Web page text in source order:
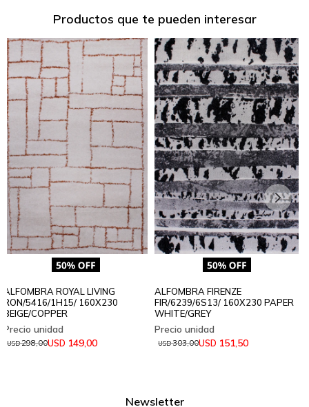
Productos que te pueden interesar
ALFOMBRA ROYAL LIVING
RON/5416/1H15/ 160X230
BEIGE/COPPER
USD 149,00
USD298,00
ALFOMBRA FIRENZE
FIR/6239/6S13/ 160X230 PAPER
WHITE/GREY
USD 151,50
USD303,00
Newsletter